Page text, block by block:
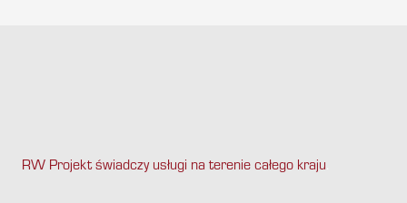
RW Projekt świadczy usługi na terenie całego kraju